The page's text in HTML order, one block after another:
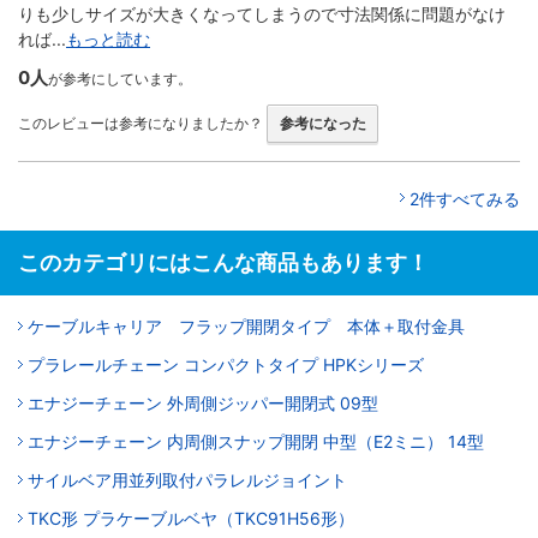
りも少しサイズが大きくなってしまうので寸法関係に問題がなけ
れば...もっと読む
0人が参考にしています。
このレビューは参考になりましたか？ 参考になった
2件すべてみる
このカテゴリにはこんな商品もあります！
ケーブルキャリア フラップ開閉タイプ 本体＋取付金具
プラレールチェーン コンパクトタイプ HPKシリーズ
エナジーチェーン 外周側ジッパー開閉式 09型
エナジーチェーン 内周側スナップ開閉 中型（E2ミニ） 14型
サイルベア用並列取付パラレルジョイント
TKC形 プラケーブルベヤ（TKC91H56形）